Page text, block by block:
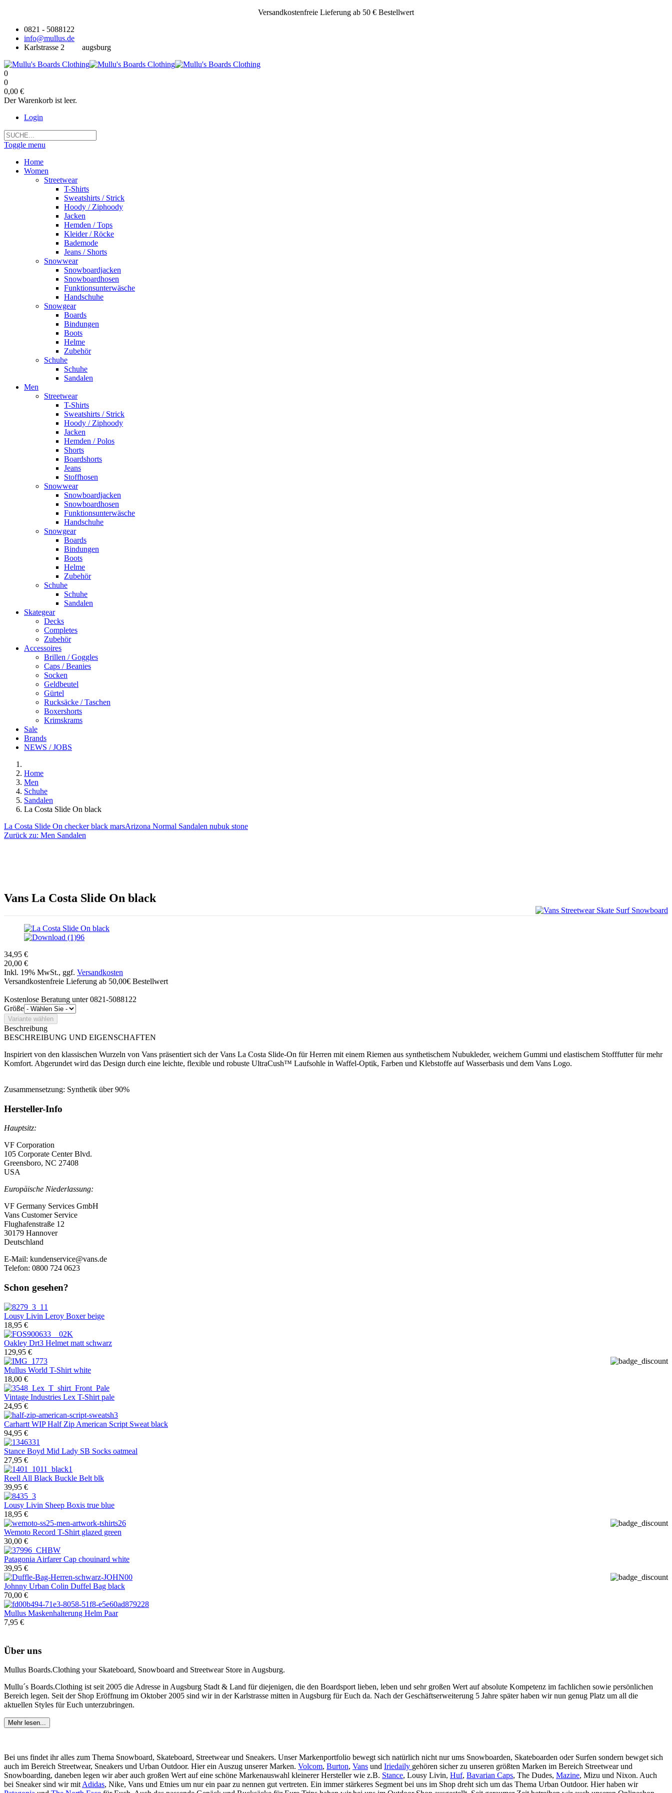
Versandkostenfreie Lieferung ab 50 € Bestellwert
0821 - 5088122
info@mullus.de
Karlstrasse 2
augsburg
0
0
0,00 €
Der Warenkorb ist leer.
Login
Toggle menu
Home
Women
Streetwear
T-Shirts
Sweatshirts / Strick
Hoody / Ziphoody
Jacken
Hemden / Tops
Kleider / Röcke
Bademode
Jeans / Shorts
Snowwear
Snowboardjacken
Snowboardhosen
Funktionsunterwäsche
Handschuhe
Snowgear
Boards
Bindungen
Boots
Helme
Zubehör
Schuhe
Schuhe
Sandalen
Men
Streetwear
T-Shirts
Sweatshirts / Strick
Hoody / Ziphoody
Jacken
Hemden / Polos
Shorts
Boardshorts
Jeans
Stoffhosen
Snowwear
Snowboardjacken
Snowboardhosen
Funktionsunterwäsche
Handschuhe
Snowgear
Boards
Bindungen
Boots
Helme
Zubehör
Schuhe
Schuhe
Sandalen
Skategear
Decks
Completes
Zubehör
Accessoires
Brillen / Goggles
Caps / Beanies
Socken
Geldbeutel
Gürtel
Rucksäcke / Taschen
Boxershorts
Krimskrams
Sale
Brands
NEWS / JOBS
Home
Men
Schuhe
Sandalen
La Costa Slide On black
La Costa Slide On checker black marsArizona Normal Sandalen nubuk stone
Zurück zu: Men Sandalen
Vans La Costa Slide On black
34,95 €
20,00 €
Inkl. 19% MwSt., ggf. Versandkosten
Versandkostenfreie Lieferung ab 50,00€ Bestellwert
Kostenlose Beratung unter 0821-5088122
Größe
Beschreibung
BESCHREIBUNG UND EIGENSCHAFTEN
Inspiriert von den klassischen Wurzeln von Vans präsentiert sich der Vans La Costa Slide-On für Herren mit einem Riemen aus synthetischem Nubukleder, weichem Gummi und elastischem Stofffutter für mehr
Komfort. Abgerundet wird das Design durch eine leichte, flexible und robuste UltraCush™ Laufsohle in Waffel-Optik, Farben und Klebstoffe auf Wasserbasis und dem Vans Logo.
Zusammensetzung: Synthetik über 90%
Hersteller-Info
Hauptsitz:
VF Corporation
105 Corporate Center Blvd.
Greensboro, NC 27408
USA
Europäische Niederlassung:
VF Germany Services GmbH
Vans Customer Service
Flughafenstraße 12
30179 Hannover
Deutschland
E-Mail: kundenservice@vans.de
Telefon: 0800 724 0623
Schon gesehen?
Lousy Livin Leroy Boxer beige
18,95 €
Oakley Drt3 Helmet matt schwarz
129,95 €
Mullus World T-Shirt white
18,00 €
Vintage Industries Lex T-Shirt pale
24,95 €
Carhartt WIPHalf Zip American Script Sweat black
94,95 €
Stance Boyd Mid Lady SB Socks oatmeal
27,95 €
Reell All Black Buckle Belt blk
39,95 €
Lousy Livin Sheep Boxis true blue
18,95 €
Wemoto Record T-Shirt glazed green
30,00 €
Patagonia Airfarer Cap chouinard white
39,95 €
Johnny Urban Colin Duffel Bag black
70,00 €
Mullus Maskenhalterung Helm Paar
7,95 €
Über uns
Mullus Boards.Clothing your Skateboard, Snowboard and Streetwear Store in Augsburg.
Mullu´s Boards.Clothing ist seit 2005 die Adresse in Augsburg Stadt & Land für diejenigen, die den Boardsport lieben, leben und sehr großen Wert auf absolute Kompetenz im fachlichen sowie persönlichen
Bereich legen. Seit der Shop Eröffnung im Oktober 2005 sind wir in der Karlstrasse mitten in Augsburg für Euch da. Nach der Geschäftserweiterung 5 Jahre später haben wir nun genug Platz um all die
aktuellen Styles für Euch unterzubringen.
Mehr lesen...
Bei uns findet ihr alles zum Thema Snowboard, Skateboard, Streetwear und Sneakers. Unser Markenportfolio bewegt sich natürlich nicht nur ums Snowboarden, Skateboarden oder Surfen sondern bewget sich
auch im Bereich Streetwear, Sneakers und Urban Outdoor. Hier ein Auszug unserer Marken. Volcom, Burton, Vans und Iriedaily gehören sicher zu unseren größten Marken im Bereich Streetwear und
Snowboarding, daneben legen wir aber auch großen Wert auf eine schöne Markenauswahl kleinerer Hersteller wie z.B. Stance, Lousy Livin, Huf, Bavarian Caps, The Dudes, Mazine, Mizu und Nixon. Auch
bei Sneaker sind wir mit Adidas, Nike, Vans und Etnies um nur ein paar zu nennen gut vertreten. Ein immer stärkeres Segment bei uns im Shop dreht sich um das Thema Urban Outdoor. Hier haben wir